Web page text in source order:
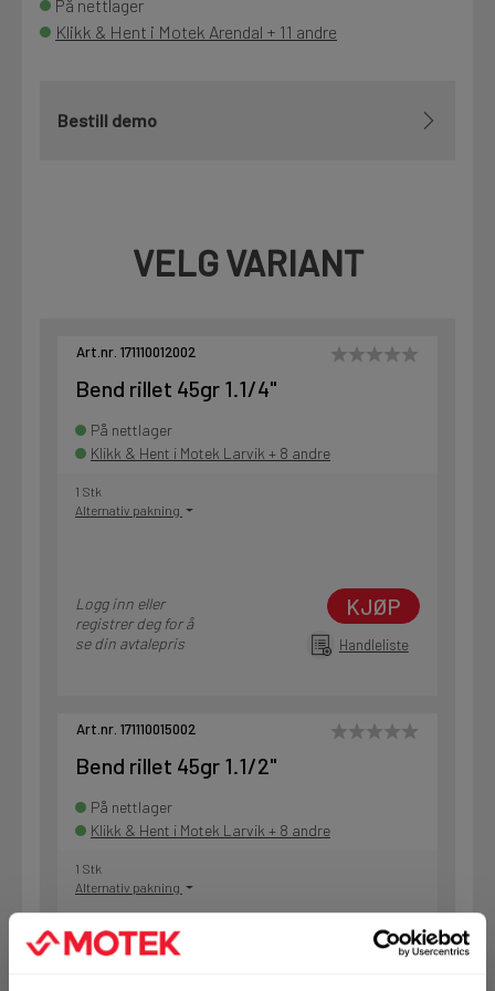
På nettlager
Klikk & Hent i Motek Arendal + 11 andre
Bestill demo
VELG VARIANT
Art.nr. 171110012002
Bend rillet 45gr 1.1/4"
På nettlager
Klikk & Hent i Motek Larvik + 8 andre
1 Stk
Alternativ pakning
Logg inn eller
registrer deg for å
se din avtalepris
KJØP
Handleliste
Art.nr. 171110015002
Bend rillet 45gr 1.1/2"
På nettlager
Klikk & Hent i Motek Larvik + 8 andre
1 Stk
Alternativ pakning